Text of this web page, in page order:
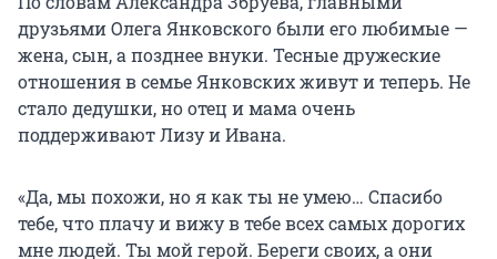
друзьями Олега Янковского были его любимые —
жена, сын, а позднее внуки. Тесные дружеские
отношения в семье Янковских живут и теперь. Не
стало дедушки, но отец и мама очень
поддерживают Лизу и Ивана.
«Да, мы похожи, но я как ты не умею… Спасибо
тебе, что плачу и вижу в тебе всех самых дорогих
мне людей. Ты мой герой. Береги своих, а они